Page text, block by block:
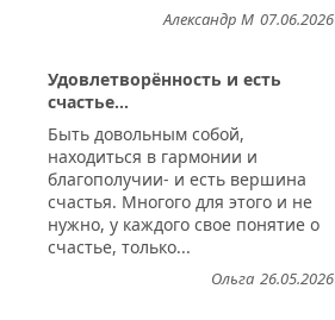
07.06.2026
Александр М
Удовлетворённость и есть
счастье...
Быть довольным собой,
находиться в гармонии и
благополучии- и есть вершина
счастья. Многого для этого и не
нужно, у каждого свое понятие о
счастье, только...
26.05.2026
Ольга